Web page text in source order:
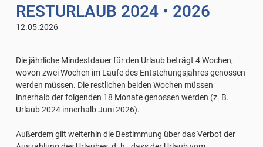
RESTURLAUB 2024 • 2026
12.05.2026
Die jährliche Mindestdauer für den Urlaub beträgt 4 Wochen,
wovon zwei Wochen im Laufe des Entstehungsjahres genossen
werden müssen. Die restlichen beiden Wochen müssen
innerhalb der folgenden 18 Monate genossen werden (z. B.
Urlaub 2024 innerhalb Juni 2026).
Außerdem gilt weiterhin die Bestimmung über dasVerbot der